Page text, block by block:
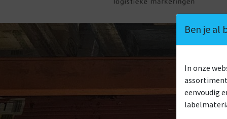
Ben je al
In onze
assortiment
eenvoudig